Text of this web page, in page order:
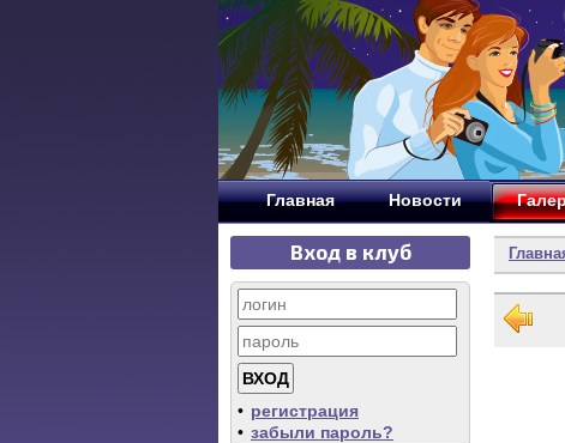
Главная Новости
Вход в клуб
• регистрация
• забыли пароль?